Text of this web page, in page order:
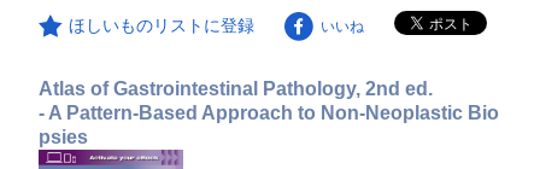
ほしいものリストに登録 いいね
Atlas of Gastrointestinal Pathology, 2nd ed.
- A Pattern-Based Approach to Non-Neoplastic Bio
psies